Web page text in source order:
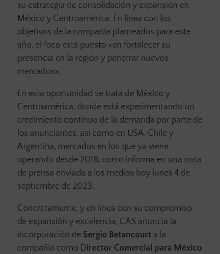
su estrategia de consolidación y expansión en
México y Centroamérica. En línea con los
objetivos de la compañía planteados para este
año, el foco está puesto «en fortalecer su
presencia en la región y penetrar nuevos
mercados».
En esta oportunidad se trata de México y
Centroamérica, donde está experimentando un
crecimiento continuo de la demanda por parte de
los anunciantes, así como en USA, Chile y
Argentina, mercados en los que ya viene
operando desde 2018, como informa en una nota
de prensa enviada a los medios hoy lunes 4 de
septiembre de 2023.
Concretamente, y en línea con su compromiso
de expansión y excelencia, CAS anuncia la
incorporación de Sergio Betancourt a la
compañía como Director Comercial para México